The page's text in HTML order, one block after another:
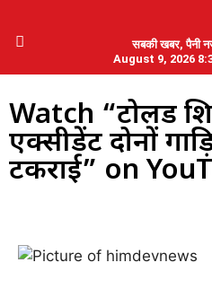
सबकी खबर, पैनी
August 9, 2026
Watch “टोलैंड
एक्सीडेंट दोनों
टकराई” on